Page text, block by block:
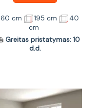
60 cm 195 cm
40
cm
Greitas pristatymas: 10
d.d.